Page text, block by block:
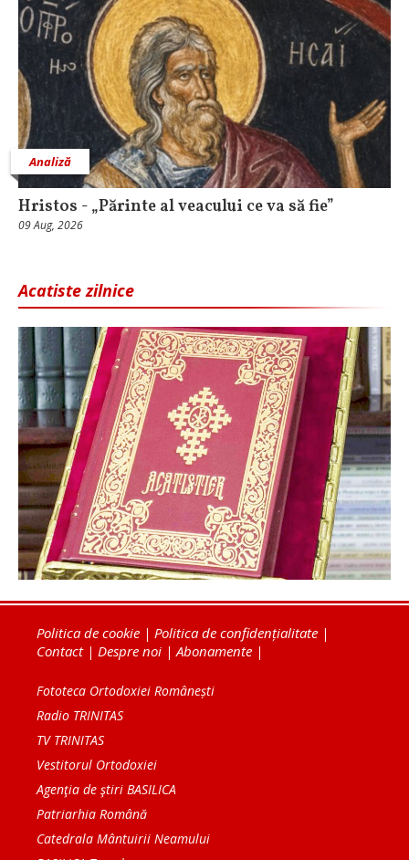
Analiză
Hristos - „Părinte al veacului ce va să fie”
09 Aug, 2026
Acatiste zilnice
Politica de cookie | Politica de confidențialitate |
Contact| Despre noi |Abonamente |
Fototeca Ortodoxiei Românești
Radio TRINITAS
TV TRINITAS
Vestitorul Ortodoxiei
Agenţia de ştiri BASILICA
Patriarhia Română
Catedrala Mântuirii Neamului